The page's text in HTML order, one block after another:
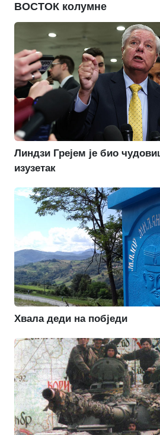
ВОСТОК колумне
Линдзи Грејем је био
изузетак
Хвала деди на побједи